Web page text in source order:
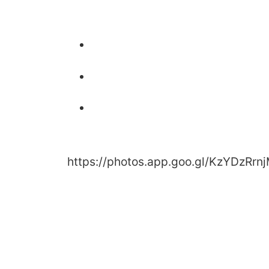
https://photos.app.goo.gl/